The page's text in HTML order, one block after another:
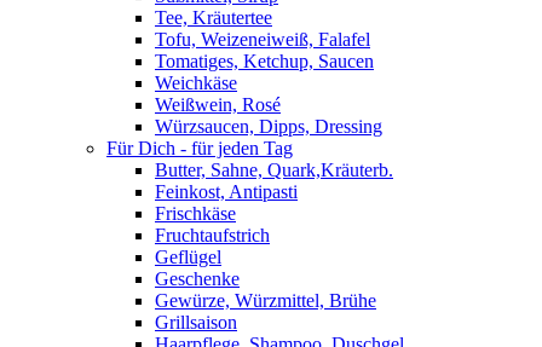
Tee, Kräutertee
Tofu, Weizeneiweiß, Falafel
Tomatiges, Ketchup, Saucen
Weichkäse
Weißwein, Rosé
Würzsaucen, Dipps, Dressing
Für Dich - für jeden Tag
Butter, Sahne, Quark,Kräuterb.
Feinkost, Antipasti
Frischkäse
Fruchtaufstrich
Geflügel
Geschenke
Gewürze, Würzmittel, Brühe
Grillsaison